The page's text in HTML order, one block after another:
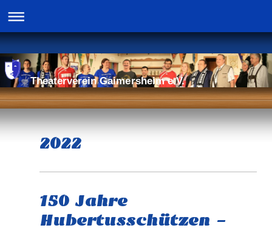
Theaterverein Gaimersheim e.V.
2022
150 Jahre
Hubertusschützen -